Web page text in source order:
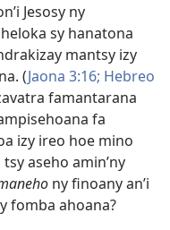
Jesosy ny
sy hanatona
mantsy izy
(Jaona 3:16; Hebreo
famantarana
fa
izy ireo hoe mino
aseho amin’ny
ny finoany an’i
fomba ahoana?